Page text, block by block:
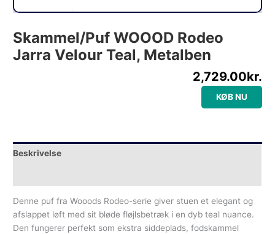
Skammel/puf WOOOD Rodeo
Jarra Velour Teal, Metalben
2,729.00kr.
KØB NU
Beskrivelse
Denne puf fra Wooods Rodeo-serie giver stuen et elegant og
afslappet løft med sit bløde fløjlsbetræk i en dyb teal nuance.
Den fungerer perfekt som ekstra siddeplads, fodskammel